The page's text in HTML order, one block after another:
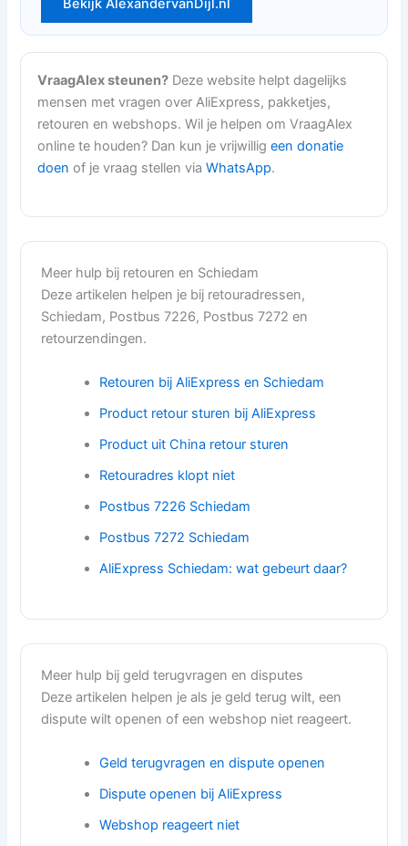
Bekijk AlexandervanDijl.nl
VraagAlex steunen? Deze website helpt dagelijks
mensen met vragen over AliExpress, pakketjes,
retouren en webshops. Wil je helpen om VraagAlex
online te houden? Dan kun je vrijwilligeen donatie
doen of je vraag stellen viaWhatsApp.
Meer hulp bij retouren en Schiedam
Deze artikelen helpen je bij retouradressen,
Schiedam, Postbus 7226, Postbus 7272 en
retourzendingen.
Retouren bij AliExpress en Schiedam
Product retour sturen bij AliExpress
Product uit China retour sturen
Retouradres klopt niet
Postbus 7226 Schiedam
Postbus 7272 Schiedam
AliExpress Schiedam: wat gebeurt daar?
Meer hulp bij geld terugvragen en disputes
Deze artikelen helpen je als je geld terug wilt, een
dispute wilt openen of een webshop niet reageert.
Geld terugvragen en dispute openen
Dispute openen bij AliExpress
Webshop reageert niet